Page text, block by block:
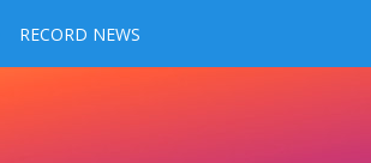
RECORD NEWS